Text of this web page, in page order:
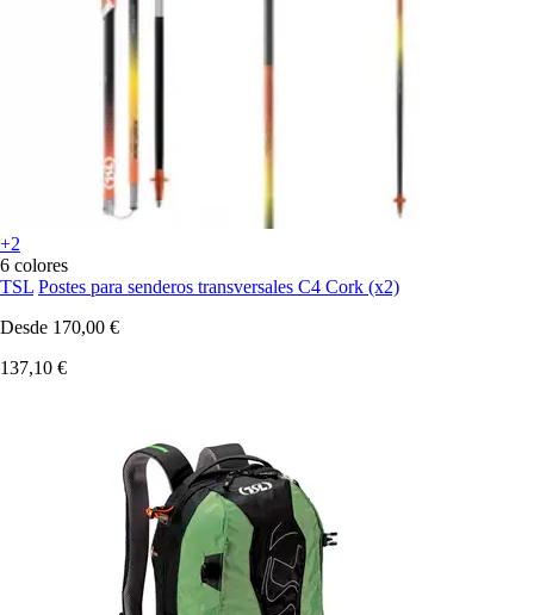
+2
6 colores
TSL Postes para senderos transversales C4 Cork (x2)
Desde 170,00 €
137,10 €